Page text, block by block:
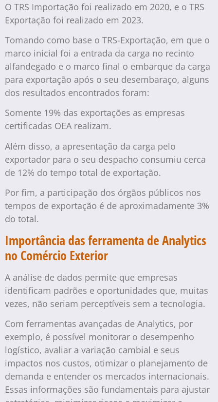
O TRS Importação foi realizado em 2020, e o TRS
Exportação foi realizado em 2023.
Tomando como base o TRS-Exportação, em que o
marco inicial foi a entrada da carga no recinto
alfandegado e o marco final o embarque da carga
para exportação após o seu desembaraço, alguns
dos resultados encontrados foram:
Somente 19% das exportações as empresas
certificadas OEA realizam.
Além disso, a apresentação da carga pelo
exportador para o seu despacho consumiu cerca
de 12% do tempo total de exportação.
Por fim, a participação dos órgãos públicos nos
tempos de exportação é de aproximadamente 3%
do total.
Importância das ferramenta de Analytics
no Comércio Exterior
A análise de dados permite que empresas
identificam padrões e oportunidades que, muitas
vezes, não seriam perceptíveis sem a tecnologia.
Com ferramentas avançadas de Analytics, por
exemplo, é possível monitorar o desempenho
logístico, avaliar a variação cambial e seus
impactos nos custos, otimizar o planejamento de
demanda e entender os mercados internacionais.
Essas informações são fundamentais para ajustar